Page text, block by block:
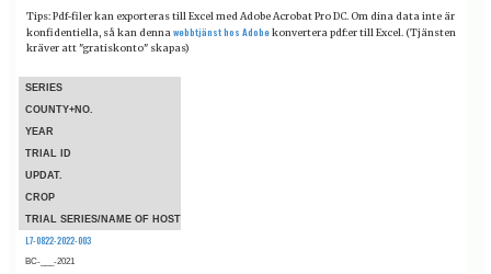
Tips: Pdf-filer kan exporteras till Excel med Adobe Acrobat Pro DC. Om dina data inte är
konfidentiella, så kan denna webbtjänst hos Adobekonvertera pdf:er till Excel. (Tjänsten
kräver att "gratiskonto" skapas)
SERIES
COUNTY+NO.
YEAR
TRIAL ID
UPDAT.
CROP
TRIAL SERIES/NAME OF HOST
L7-0822-2022-003
BC-___-2021